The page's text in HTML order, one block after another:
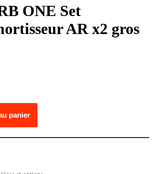
ONE Set
AR x2 gros
panier